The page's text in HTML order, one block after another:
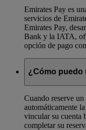
Emirates Pay es
servicios de
Emirates Pay,
Bank y la IATA,
opción de pago
¿Cómo puedo
Cuando reserve
automáticamente
vincular su cuenta
completar su